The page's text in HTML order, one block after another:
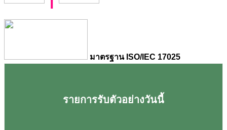
มาตรฐาน ISO/IEC 17025
รายการรับตัวอย่างวันนี้